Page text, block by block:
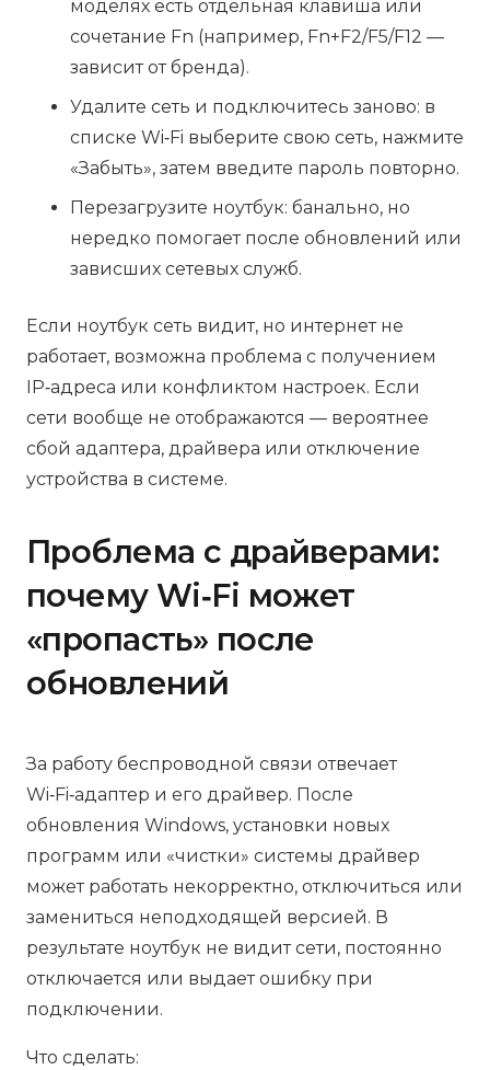
моделях есть отдельная клавиша или
сочетание Fn (например, Fn+F2/F5/F12 —
зависит от бренда).
Удалите сеть и подключитесь заново: в
списке Wi‑Fi выберите свою сеть, нажмите
«Забыть», затем введите пароль повторно.
Перезагрузите ноутбук: банально, но
нередко помогает после обновлений или
зависших сетевых служб.
Если ноутбук сеть видит, но интернет не
работает, возможна проблема с получением
IP‑адреса или конфликтом настроек. Если
сети вообще не отображаются — вероятнее
сбой адаптера, драйвера или отключение
устройства в системе.
Проблема с драйверами:
почему Wi‑Fi может
«пропасть» после
обновлений
За работу беспроводной связи отвечает
Wi‑Fi‑адаптер и его драйвер. После
обновления Windows, установки новых
программ или «чистки» системы драйвер
может работать некорректно, отключиться или
замениться неподходящей версией. В
результате ноутбук не видит сети, постоянно
отключается или выдает ошибку при
подключении.
Что сделать: